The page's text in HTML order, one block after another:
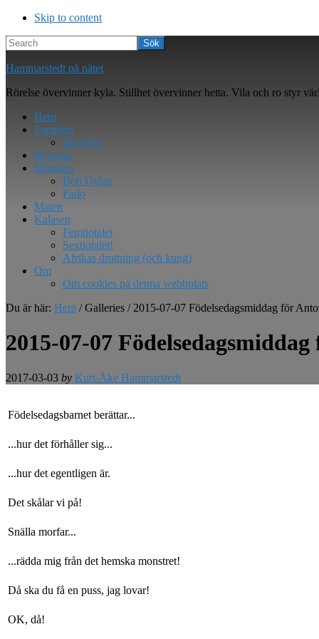
Skip to content
Search
Hammarstedt på nätet
Rörelse övervinner kyla. Stillhet övervinner hetta. Vila och ro styr
Hem
Familjen
Jag själv
Resorna
Musiken
Bob Dylan
Fado
Maten
Kalasen
Femtiotalet
Sextiotalet!
Afrikas drottning (och kung)
Om
Om cookies på denna webbplats
Du är här: Hem /Galleries /2015-07-07 Födelsedagsmiddag för
2015-07-07
2017-03-03 by Kurt-Åke Hammarstedt
Födelsedagsbarnet berättar...
...hur det förhåller sig...
...hur det egentligen är.
Det skålar vi på!
Snälla morfar...
...rädda mig från det hemska monstret!
Då ska du få en puss, jag lovar!
OK, då!